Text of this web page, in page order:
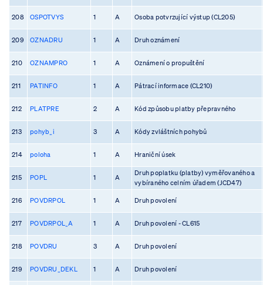
208 OSPOTVYS 1 A Osoba potvrzující výstup (CL205)
209 OZNADRU 1 A Druh oznámení
210 OZNAMPRO 1 A Oznámení o propuštění
211 PATINFO 1 A Pátrací informace (CL210)
212 PLATPRE 2 A Kód způsobu platby přepravného
213 pohyb_i 3 A Kódy zvláštních pohybů
214 poloha 1 A Hraniční úsek
215 POPL 1 A
Druh poplatku (platby) vyměřovaného a
vybíraného celním úřadem (JCD47)
216 POVDRPOL 1 A Druh povolení
217 POVDRPOL_A 1 A Druh povolení - CL615
218 POVDRU 3 A Druh povolení
219 POVDRU_DEKL 1 A Druh povolení